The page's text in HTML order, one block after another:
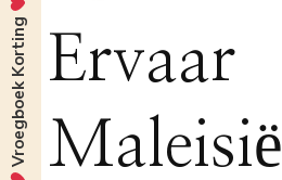
Ervaar
Maleisië
Vroegboek Korting